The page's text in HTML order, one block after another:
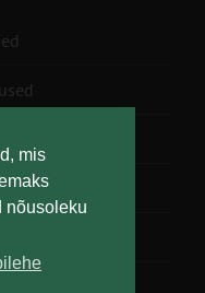
mis
nõusoleku